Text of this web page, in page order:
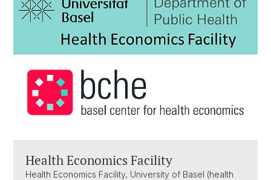
Health Economics Facility
Health Economics Facility, University of Basel (health